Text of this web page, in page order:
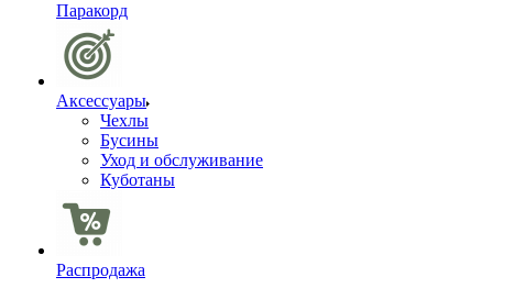
Паракорд
Аксессуары
Чехлы
Бусины
Уход и обслуживание
Куботаны
Распродажа